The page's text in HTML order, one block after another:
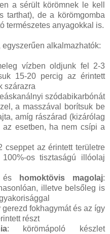
a sérült körömnek le kell
tarthat), de a körömgomba
természetes anyagokkal is.
alkalmazhatók:
vízben oldjunk fel 2-3
15-20 percig az érintett
szárazra
szódabikarbónát
a masszával borítsuk be
amíg rászárad (kizárólag
esetben, ha nem csípi a
cseppet az érintett területre
os tisztaságú illóolaj
homoktövis magolaj:
illetve belsőleg is
fokhagymát és az így
részt
: körömápoló készlet